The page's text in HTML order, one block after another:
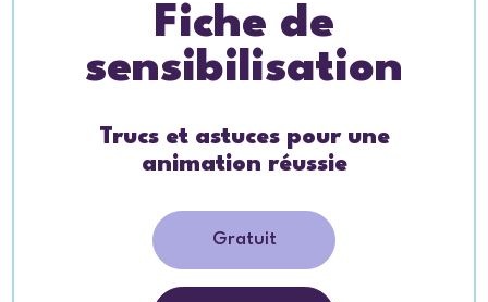
Fiche de
sensibilisation
Trucs et astuces pour une
animation réussie
Gratuit